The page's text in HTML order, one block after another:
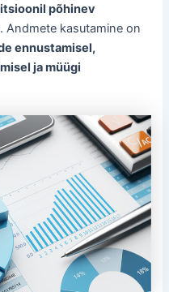
põhinev
. Andmete kasutamine on
ennustamisel,
ja müügi